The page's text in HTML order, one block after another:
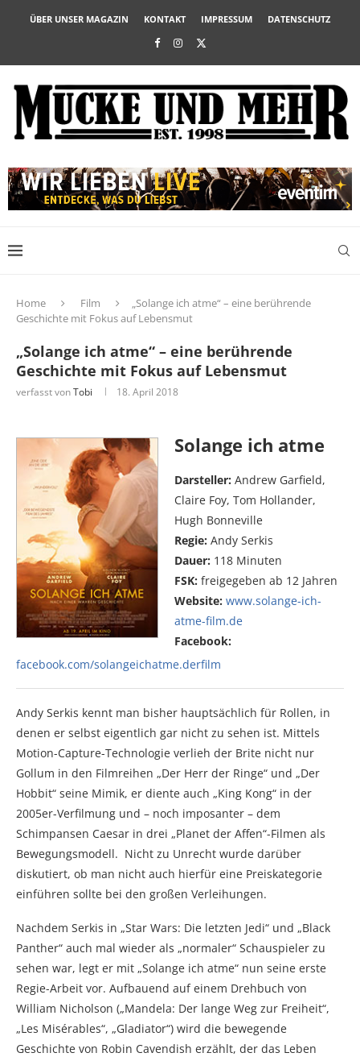
ÜBER UNSER MAGAZIN KONTAKT IMPRESSUM DATENSCHUTZ
Home Film
„Solange ich atme“ – eine berührende
Geschichte mit Fokus auf Lebensmut
„Solange ich atme“ – eine berührende
Geschichte mit Fokus auf Lebensmut
verfasst vonTobi 18. April 2018
Solange ich atme
Darsteller: Andrew Garfield,
Claire Foy, Tom Hollander,
Hugh Bonneville
Regie: Andy Serkis
Dauer: 118 Minuten
FSK: freigegeben ab 12 Jahren
Website: www.solange-ich-
atme-film.de
Facebook:
facebook.com/solangeichatme.derfilm
Andy Serkis kennt man bisher hauptsächlich für Rollen, in
denen er selbst eigentlich gar nicht zu sehen ist. Mittels
Motion-Capture-Technologie verlieh der Brite nicht nur
Gollum in den Filmreihen „Der Herr der Ringe“ und „Der
Hobbit“ seine Mimik, er diente auch „King Kong“ in der
2005er-Verfilmung und – noch imposanter – dem
Schimpansen Caesar in drei „Planet der Affen“-Filmen als
Bewegungsmodell. Nicht zu Unrecht wurde darüber
diskutiert, ob man nicht auch hierfür eine Preiskategorie
einführen sollte bei den großen Verleihungen.
Nachdem Serkis in „Star Wars: Die letzten Jedi“ und „Black
Panther“ auch mal wieder als „normaler“ Schauspieler zu
sehen war, legt er mit „Solange ich atme“ nun seine erste
Regie-Arbeit vor. Aufbauend auf einem Drehbuch von
William Nicholson („Mandela: Der lange Weg zur Freiheit“,
„Les Misérables“, „Gladiator“) wird die bewegende
Geschichte von Robin Cavendish erzählt, der das Leben